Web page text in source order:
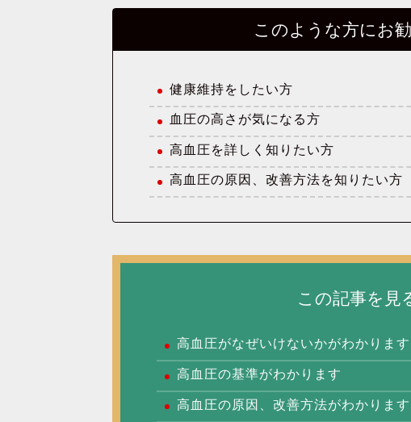
このような方にお
健康維持をしたい方
血圧の高さが気になる方
高血圧を詳しく知りたい方
高血圧の原因、改善方法を知りたい方
この記事を見
高血圧がなぜいけないかがわかります
高血圧の基準がわかります
高血圧の原因、改善方法がわかります